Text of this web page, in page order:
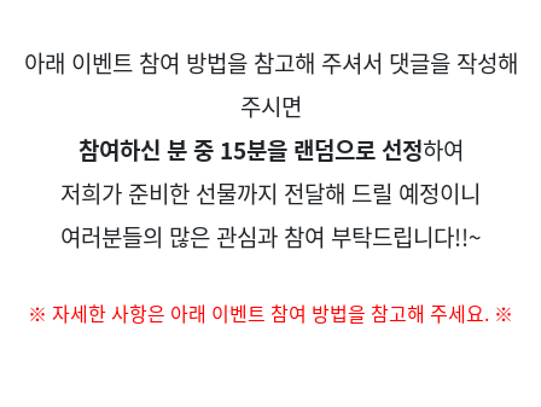
아래 이벤트 참여 방법을 참고해 주셔서 댓글을 작성해
주시면
참여하신 분 중 15분을 랜덤으로 선정하여
저희가 준비한 선물까지 전달해 드릴 예정이니
여러분들의 많은 관심과 참여 부탁드립니다!!~
※ 자세한 사항은 아래 이벤트 참여 방법을 참고해 주세요. ※